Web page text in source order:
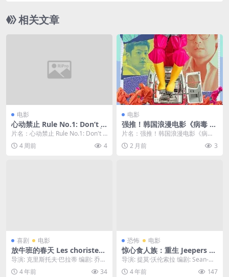
相关文章
电影
心动禁止 Rule No.1: Don’t B
e Too Emotional / อย่าขอพี่เ
จน
片名：心动禁止 Rule No.1: Don't B
e Too Emo...
4 周前 4
电影
强推！韩国浪漫电影《病毒 爱
情病毒》全集资源 限时网盘自
取
片名：强推！韩国浪漫电影《病毒
爱情病毒》全集资源 限时网盘自取
分类：电影 详...
2 月前 3
喜剧 电影
放牛班的春天 Les choristes
(2004) 1080中字
导演: 克里斯托夫·巴拉蒂 编剧: 乔治
·沙普罗 / 勒·惠勒 / 诺埃-诺尔 ...
4 年前 34
恐怖 电影
惊心食人族：重生 Jeepers Cr
eepers: Reborn (2022) 1080
中字
导演: 提莫·沃伦索拉 编剧: Sean-Mi
chael Argo 主演: Sy...
4 年前 147